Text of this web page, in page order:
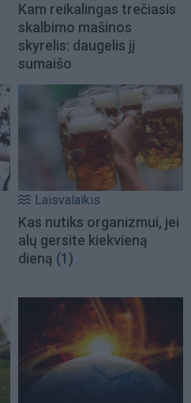
Kam reikalingas trečiasis
skalbimo mašinos
skyrelis: daugelis jį
sumaišo
Laisvalaikis
Kas nutiks organizmui, jei
alų gersite kiekvieną
dieną (1)